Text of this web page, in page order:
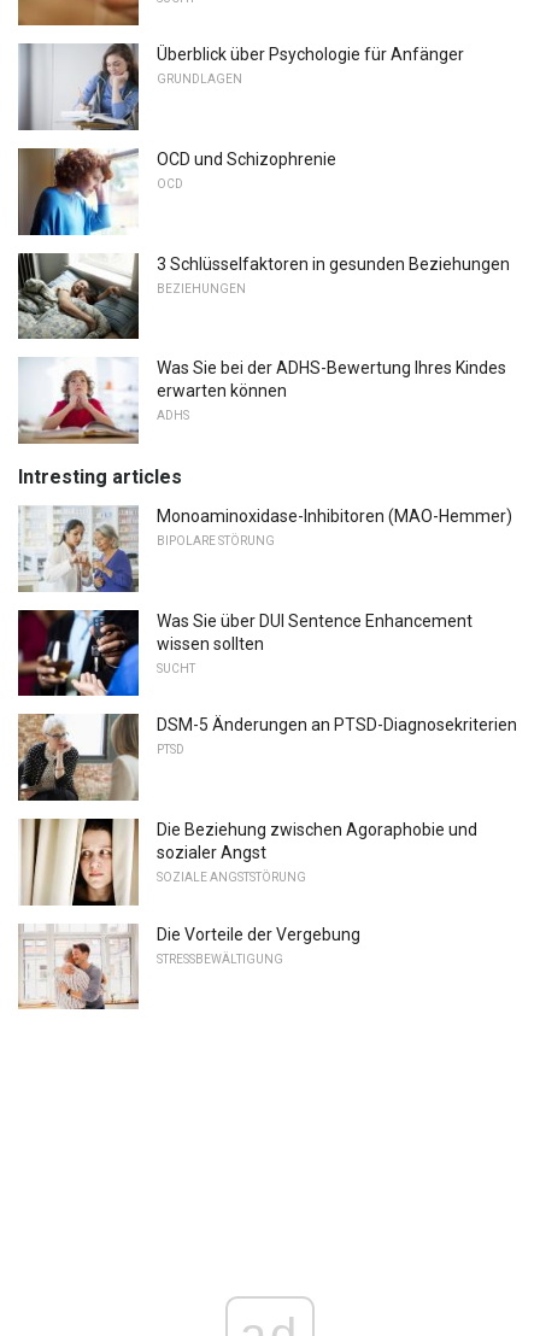
Überblick über Psychologie für Anfänger
GRUNDLAGEN
OCD und Schizophrenie
OCD
3 Schlüsselfaktoren in gesunden Beziehungen
BEZIEHUNGEN
Was Sie bei der ADHS-Bewertung Ihres Kindes
erwarten können
ADHS
Intresting articles
Monoaminoxidase-Inhibitoren (MAO-Hemmer)
BIPOLARE STÖRUNG
Was Sie über DUI Sentence Enhancement
wissen sollten
SUCHT
DSM-5 Änderungen an PTSD-Diagnosekriterien
PTSD
Die Beziehung zwischen Agoraphobie und
sozialer Angst
SOZIALE ANGSTSTÖRUNG
Die Vorteile der Vergebung
STRESSBEWÄLTIGUNG